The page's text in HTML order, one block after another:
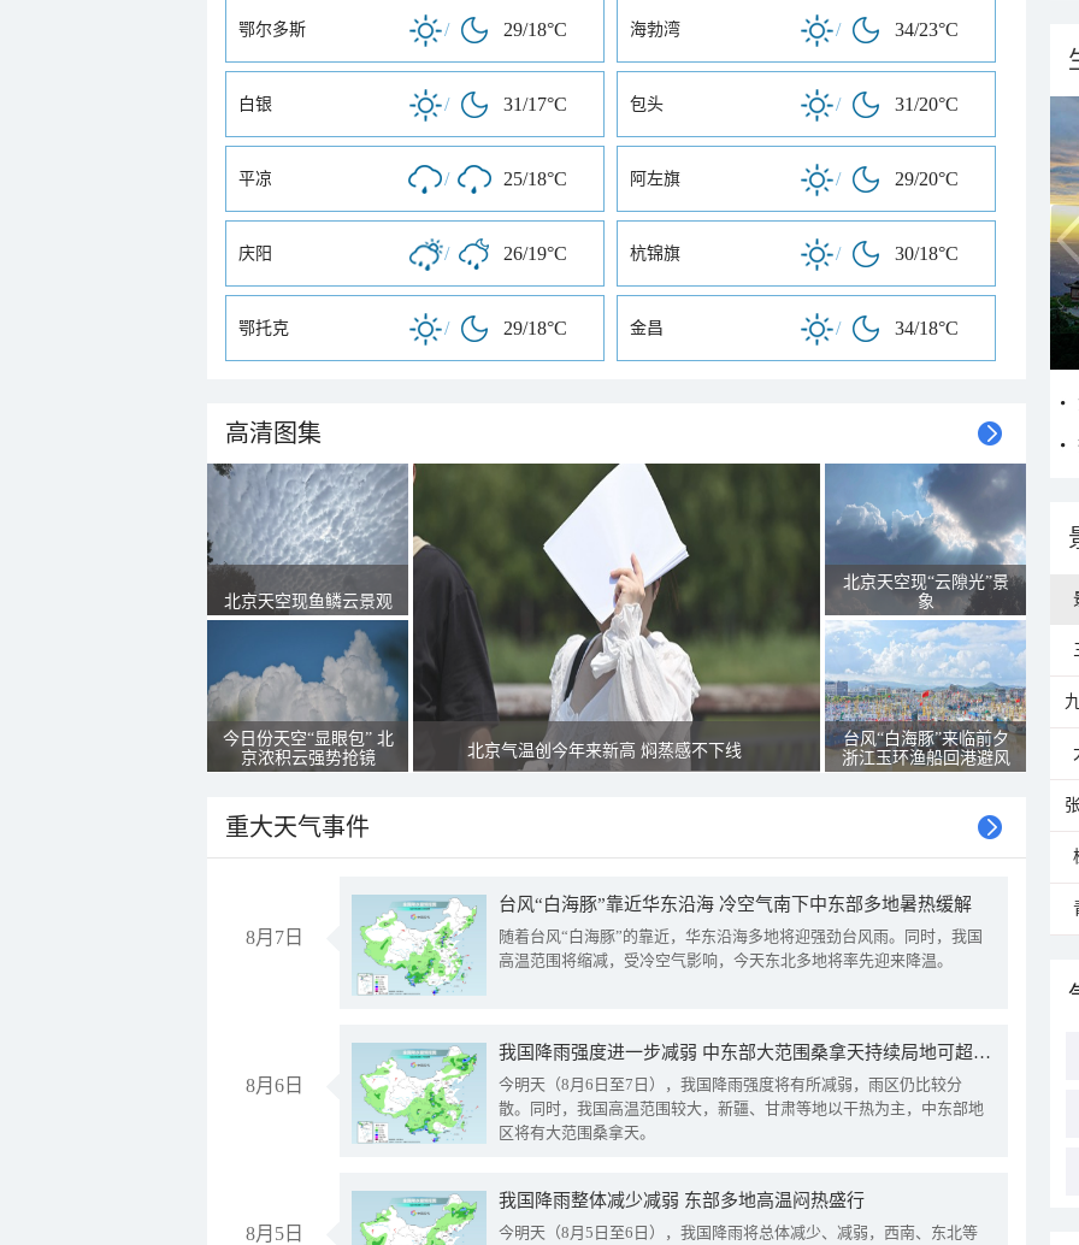
鄂尔多斯 / 29/18°C 海勃湾 / 34/23°C
白银 / 31/17°C 包头 / 31/20°C
平凉 / 25/18°C 阿左旗 / 29/20°C
庆阳 / 26/19°C 杭锦旗 / 30/18°C
鄂托克 / 29/18°C 金昌 / 34/18°C
高清图集
北京天空现鱼鳞云景观
今日份天空“显眼包” 北
京浓积云强势抢镜
北京气温创今年来新高 焖蒸感不下线
北京天空现“云隙光”景
象
台风“白海豚”来临前夕
浙江玉环渔船回港避风
重大天气事件
8月7日
台风“白海豚”靠近华东沿海 冷空气南下中东部多地暑热缓解
随着台风“白海豚”的靠近，华东沿海多地将迎强劲台风雨。同时，我国
高温范围将缩减，受冷空气影响，今天东北多地将率先迎来降温。
8月6日
我国降雨强度进一步减弱 中东部大范围桑拿天持续局地可超38℃
今明天（8月6日至7日），我国降雨强度将有所减弱，雨区仍比较分
散。同时，我国高温范围较大，新疆、甘肃等地以干热为主，中东部地
区将有大范围桑拿天。
8月5日
我国降雨整体减少减弱 东部多地高温闷热盛行
今明天（8月5日至6日），我国降雨将总体减少、减弱，西南、东北等